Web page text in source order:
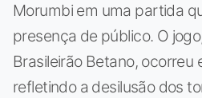
Morumbi em uma partida
presença de público. O
Brasileirão Betano, ocorreu
refletindo a desilusão dos